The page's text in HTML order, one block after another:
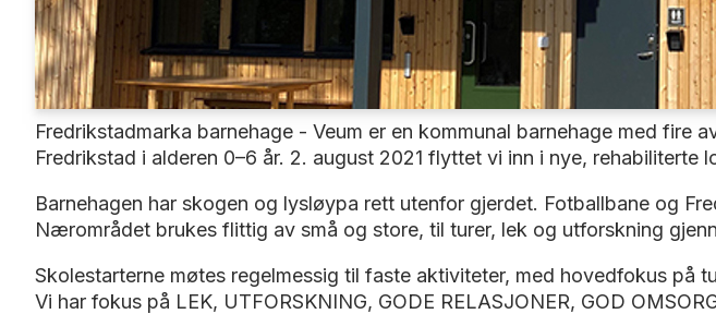
Fredrikstadmarka barnehage - Veum er en kommunal barnehage med fire
Fredrikstad i alderen 0–6 år. 2. august 2021 flyttet vi inn i nye, rehabiliterte
Barnehagen har skogen og lysløypa rett utenfor gjerdet. Fotballbane og
Nærområdet brukes flittig av små og store, til turer, lek og utforskning
Skolestarterne møtes regelmessig til faste aktiviteter, med hovedfokus på
Vi har fokus på LEK, UTFORSKNING, GODE RELASJONER, GOD